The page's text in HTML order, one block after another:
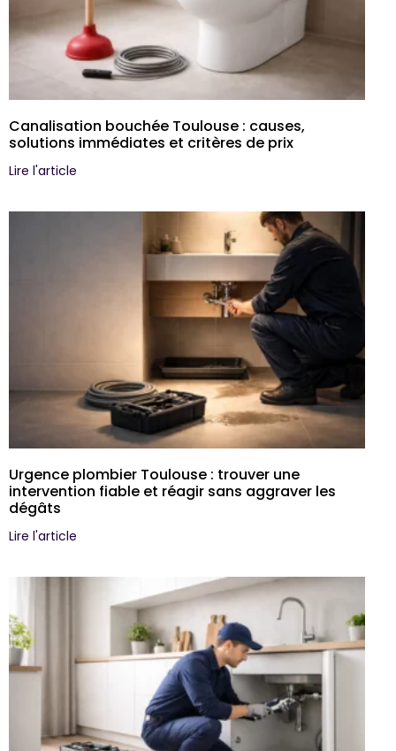
Canalisation bouchée Toulouse : causes,
solutions immédiates et critères de prix
Lire l'article
Urgence plombier Toulouse : trouver une
intervention fiable et réagir sans aggraver les
dégâts
Lire l'article